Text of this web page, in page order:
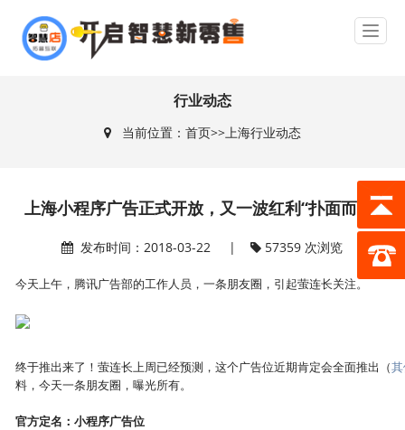
行业动态
当前位置： 首页>>上海行业动态
上海小程序广告正式开放，又一波红利“扑面而来”
发布时间：2018-03-22 | 57359 次浏览
今天上午，腾讯广告部的工作人员，一条朋友圈，引起萤连长关注。
终于推出来了！萤连长上周已经预测，这个广告位近期肯定会全面推出（
料，今天一条朋友圈，曝光所有。
官方定名：小程序广告位